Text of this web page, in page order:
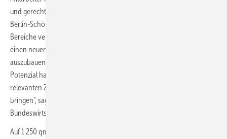
und gerechte Energieversorgung. ENIQ auf dem Euref-Campus in
Berlin-Schöneberg soll nun als neuer Showroom die verschiedenen
Bereiche verknüpfen. „Mit dem ENIQ geht die Fraunhofer-Gesellschaft
einen neuen Weg, um den Wissenstransfer der Energieforschung
auszubauen. Wir freuen uns über diese gelungene Einrichtung, die das
Potenzial hat, technische Innovationen noch schneller an die
relevanten Zielgruppen für die Umsetzung der Energiewende zu
bringen“, sagt Andreas Feicht, Staatssekretär für Energie im
Bundeswirtschaftsministerium anlässlich der Einweihung Ende Juni.
Auf 1.250 qm Fläche verfügt ENIQ über zwei Workshop-Räume, drei